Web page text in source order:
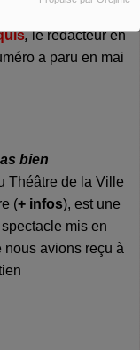
,le rédacteur en
a paru en mai
bien
de la Ville
(+ infos), est une
mis en
nous avions reçu à